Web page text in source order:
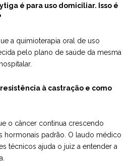
é para uso domiciliar. Isso é
a quimioterapia oral de uso
pelo plano de saúde da mesma
à castração e como
o câncer continua crescendo
hormonais padrão. O laudo médico
técnicos ajuda o juiz a entender a